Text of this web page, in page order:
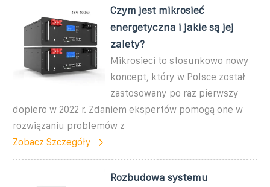
Czym jest mikrosieć
energetyczna i jakie są jej
zalety?
Mikrosieci to stosunkowo nowy
koncept, który w Polsce został
zastosowany po raz pierwszy
dopiero w 2022 r. Zdaniem ekspertów pomogą one w
rozwiązaniu problemów z
Zobacz Szczegóły
Rozbudowa systemu